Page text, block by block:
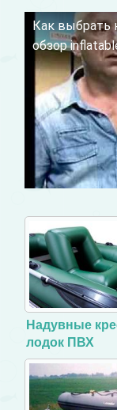
Как выбрать
обзор
Смотрите это
Надувные
лодок ПВХ